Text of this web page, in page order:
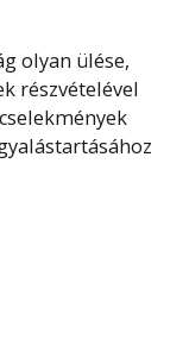
olyan ülése,
részvételével